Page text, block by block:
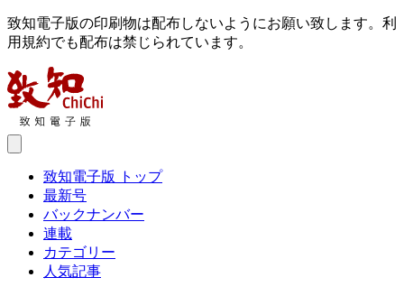
致知電子版の印刷物は配布しないようにお願い致します。利
用規約でも配布は禁じられています。
致知電子版 トップ
最新号
バックナンバー
連載
カテゴリー
人気記事